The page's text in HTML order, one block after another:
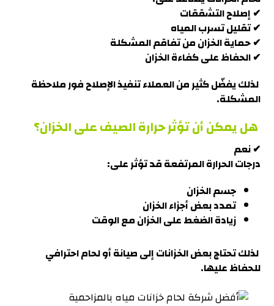
✔ إصلاح التشققات
✔ تقليل تسرب المياه
✔ حماية الخزان من تفاقم المشكلة
✔ الحفاظ على كفاءة الخزان
لذلك يفضّل كثير من العملاء تنفيذ الإصلاح فور ملاحظة
المشكلة.
هل يمكن أن تؤثر حرارة الصيف على الخزان؟
✔ نعم
درجات الحرارة المرتفعة قد تؤثر على:
جسم الخزان
تمدد بعض أجزاء الخزان
زيادة الضغط على الخزان مع الوقت
لذلك تحتاج بعض الخزانات إلى صيانة أو لحام احترافي
للحفاظ عليها.